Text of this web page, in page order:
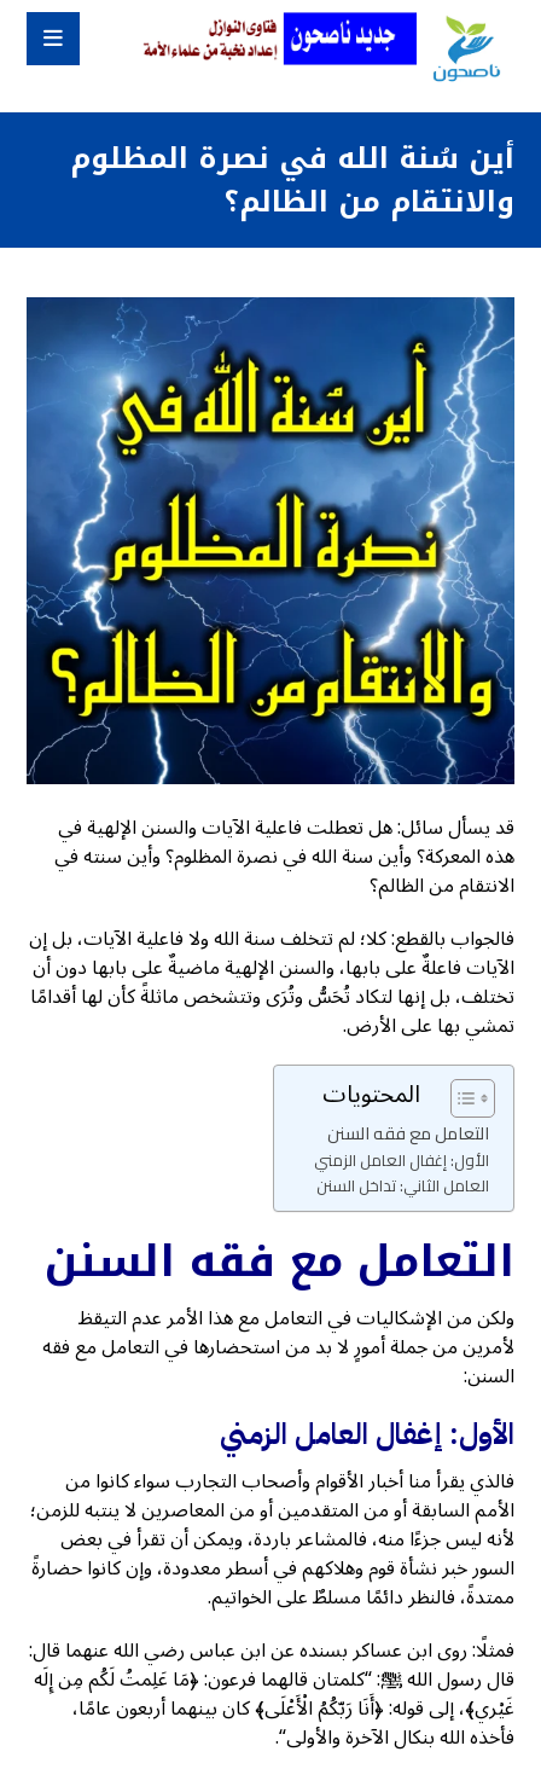
أين سُنة الله في نصرة المظلوم
والانتقام من الظالم؟
قد يسأل سائل: هل تعطلت فاعلية الآيات والسنن الإلهية في
هذه المعركة؟ وأين سنة الله في نصرة المظلوم؟ وأين سنته في
الانتقام من الظالم؟
فالجواب بالقطع: كلا؛ لم تتخلف سنة الله ولا فاعلية الآيات، بل إن
الآيات فاعلةٌ على بابها، والسنن الإلهية ماضيةٌ على بابها دون أن
تختلف، بل إنها لتكاد تُحَسُّ وتُرَى وتتشخص ماثلةً كأن لها أقدامًا
تمشي بها على الأرض.
المحتويات
التعامل مع فقه السنن
الأول: إغفال العامل الزمني
العامل الثاني: تداخل السنن
التعامل مع فقه السنن
ولكن من الإشكاليات في التعامل مع هذا الأمر عدم التيقظ
لأمرين من جملة أمورٍ لا بد من استحضارها في التعامل مع فقه
السنن:
الأول: إغفال العامل الزمني
فالذي يقرأ منا أخبار الأقوام وأصحاب التجارب سواء كانوا من
الأمم السابقة أو من المتقدمين أو من المعاصرين لا ينتبه للزمن؛
لأنه ليس جزءًا منه، فالمشاعر باردة، ويمكن أن تقرأ في بعض
السور خبر نشأة قوم وهلاكهم في أسطر معدودة، وإن كانوا حضارةً
ممتدةً، فالنظر دائمًا مسلطٌ على الخواتيم.
فمثلًا: روى ابن عساكر بسنده عن ابن عباس رضي الله عنهما قال:
قال رسول الله ﷺ: “كلمتان قالهما فرعون: ﴿مَا عَلِمتُ لَكُم مِن إِلَه
غَيْري﴾، إلى قوله: ﴿أَنَا رَبّكُمُ الْأَعْلَى﴾ كان بينهما أربعون عامًا،
فأخذه الله بنكال الآخرة والأولى“.